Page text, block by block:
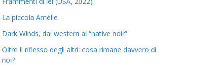
La piccola Amélie
Dark Winds, dal western al “native noir”
Oltre il riflesso degli altri: cosa rimane davvero di
noi?